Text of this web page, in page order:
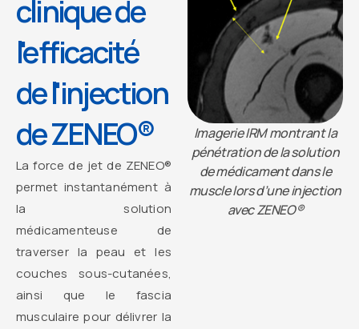
clinique de
l'efficacité
de l'injection
de ZENEO®
La force de jet de ZENEO®
permet instantanément à
la solution
médicamenteuse de
traverser la peau et les
couches sous-cutanées,
ainsi que le fascia
musculaire pour délivrer la
Imagerie IRM montrant la
pénétration de la solution
de médicament dans le
muscle lors d’une injection
avec ZENEO®